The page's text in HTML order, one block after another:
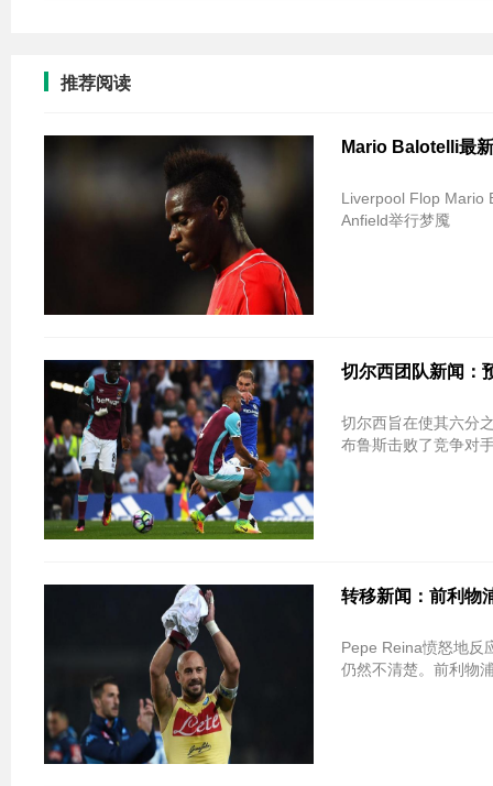
推荐阅读
Mario Balotelli最
Liverpool Flop Mario
Anfield举行梦魇
切尔西团队新闻：
切尔西旨在使其六分
布鲁斯击败了竞争对
转移新闻：前利物
Pepe Reina愤怒地反
仍然不清楚。前利物